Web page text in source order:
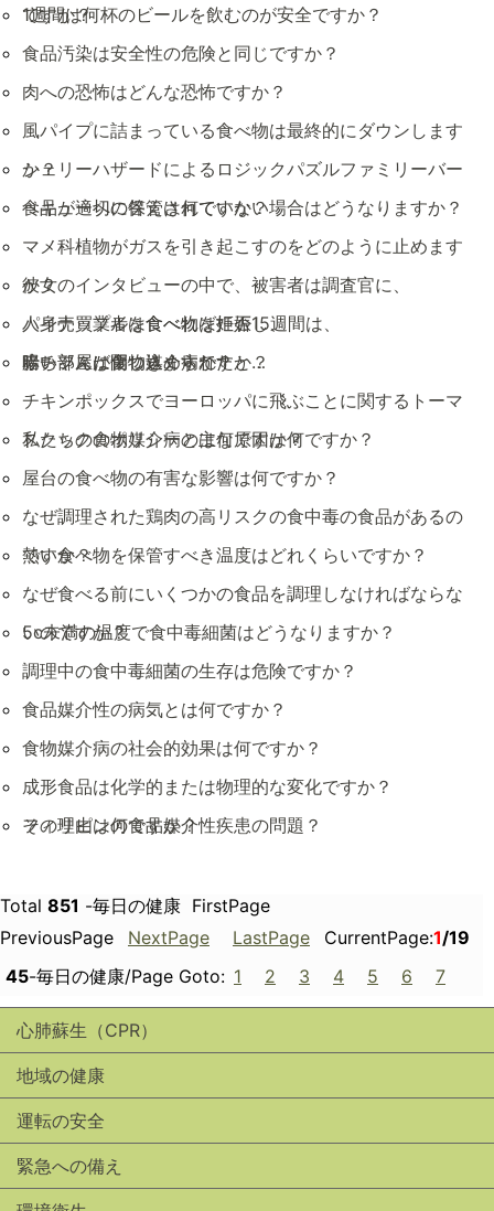
ですか？
1週間は何杯のビールを飲むのが安全ですか？
食品汚染は安全性の危険と同じですか？
肉への恐怖はどんな恐怖ですか？
風パイプに詰まっている食べ物は最終的にダウンします
か？
シェリーハザードによるロジックパズルファミリーバー
ベキューへの答えは何ですか？
食品が適切に保管されていない場合はどうなりますか？
マメ科植物がガスを引き起こすのをどのように止めます
か？
彼女のインタビューの中で、被害者は調査官に、
人身売買業者は食べ物を拒否し、
暗い部屋に閉じ込められたと…
パイナップルを食べれば妊娠15週間は、
赤ちゃんが傷つきますか？
腸チフスは食物媒介病ですか？
チキンポックスでヨーロッパに飛ぶことに関するトーマ
スクックのポリシーとは何ですか？
私たちの食物媒介病の主な原因は何ですか？
屋台の食べ物の有害な影響は何ですか？
なぜ調理された鶏肉の高リスクの食中毒の食品があるの
ですか？
熱い食べ物を保管すべき温度はどれくらいですか？
なぜ食べる前にいくつかの食品を調理しなければならな
いのですか？
5c未満の温度で食中毒細菌はどうなりますか？
調理中の食中毒細菌の生存は危険ですか？
食品媒介性の病気とは何ですか？
食物媒介病の社会的効果は何ですか？
成形食品は化学的または物理的な変化ですか？
その理由は何ですか？
フィリピンの食品媒介性疾患の問題？
Total 851 -毎日の健康 FirstPage
PreviousPage
NextPage LastPage CurrentPage:1/19
45-毎日の健康/Page Goto: 1 2 3 4 5 6 7
心肺蘇生（CPR）
地域の健康
運転の安全
緊急への備え